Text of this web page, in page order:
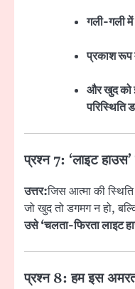
गली-गली
प्रकाश रूप
और खुद को
प्रश्न 7: ‘लाइट हाउस’
उत्तर:जिस आत्मा की
जो खुद तो डगमग न हो,
उसे ‘चलता-फिरता लाइट
प्रश्न 8: हम इस